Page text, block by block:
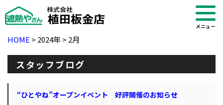
メニュー
HOME > 2024年> 2月
スタッフブログ
“ひとやね”オープンイベント 好評開催のお知らせ